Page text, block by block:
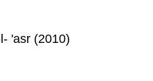
'asr (2010)